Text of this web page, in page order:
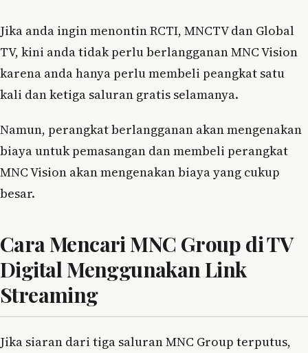
Jika anda ingin menontin RCTI, MNCTV dan Global
TV, kini anda tidak perlu berlangganan MNC Vision
karena anda hanya perlu membeli peangkat satu
kali dan ketiga saluran gratis selamanya.
Namun, perangkat berlangganan akan mengenakan
biaya untuk pemasangan dan membeli perangkat
MNC Vision akan mengenakan biaya yang cukup
besar.
Cara Mencari MNC Group di TV
Digital Menggunakan Link
Streaming
Jika siaran dari tiga saluran MNC Group terputus,